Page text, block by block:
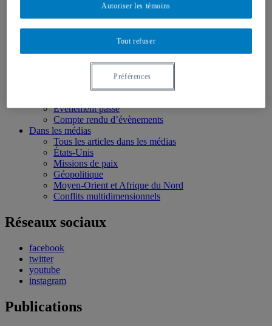
Géopolitique
Moyen-Orient et Afrique du Nord
Conflits multidimensionnels
Conférences personnalisées
Bourses et stages
Évènement passé
Compte rendu d’évènements
Dans les médias
Tous les articles dans les médias
États-Unis
Missions de paix
Géopolitique
Moyen-Orient et Afrique du Nord
Conflits multidimensionnels
Réseaux sociaux
facebook
twitter
youtube
instagram
Publications
Tout refuser
Autoriser les témoins
Préférences